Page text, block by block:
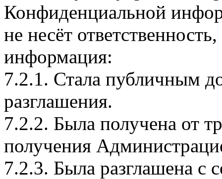
Конфиденциальной
не несёт
информация:
7.2.1. Стала публичным
разглашения.
7.2.2. Была получена от
получения
7.2.3. Была разглашена с